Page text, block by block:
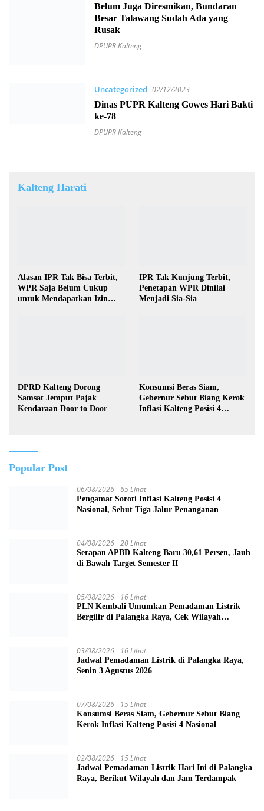
Belum Juga Diresmikan, Bundaran
Besar Talawang Sudah Ada yang
Rusak
DPUPR Kalteng
Uncategorized 02/12/2023
Dinas PUPR Kalteng Gowes Hari Bakti
ke-78
DPUPR Kalteng
Kalteng Harati
Alasan IPR Tak Bisa Terbit,
WPR Saja Belum Cukup
untuk Mendapatkan Izin
IPR Tak Kunjung Terbit,
Penetapan WPR Dinilai
Menjadi Sia-Sia
DPRD Kalteng Dorong
Samsat Jemput Pajak
Kendaraan Door to Door
Konsumsi Beras Siam,
Gebernur Sebut Biang Kerok
Inflasi Kalteng Posisi 4
Popular Post
06/08/2026 65 Lihat
Pengamat Soroti Inflasi Kalteng Posisi 4
Nasional, Sebut Tiga Jalur Penanganan
04/08/2026 20 Lihat
Serapan APBD Kalteng Baru 30,61 Persen, Jauh
di Bawah Target Semester II
05/08/2026 16 Lihat
PLN Kembali Umumkan Pemadaman Listrik
Bergilir di Palangka Raya, Cek Wilayah
03/08/2026 16 Lihat
Jadwal Pemadaman Listrik di Palangka Raya,
Senin 3 Agustus 2026
07/08/2026 15 Lihat
Konsumsi Beras Siam, Gebernur Sebut Biang
Kerok Inflasi Kalteng Posisi 4 Nasional
02/08/2026 15 Lihat
Jadwal Pemadaman Listrik Hari Ini di Palangka
Raya, Berikut Wilayah dan Jam Terdampak